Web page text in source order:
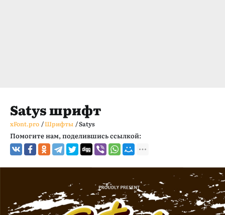
Satys шрифт
xFont.pro /Шрифты /Satys
Помогите нам, поделившись ссылкой: